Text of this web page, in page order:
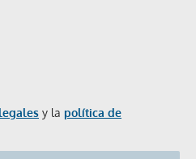
y la política de